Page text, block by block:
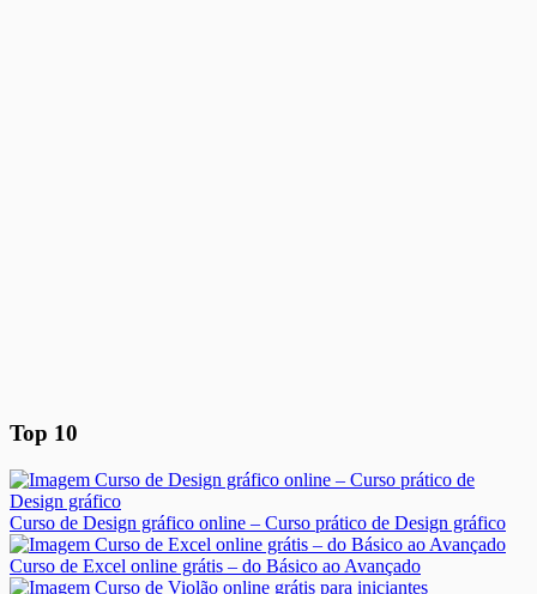
Top 10
Curso de Design gráfico online – Curso prático de Design gráfico
Curso de Excel online grátis – do Básico ao Avançado